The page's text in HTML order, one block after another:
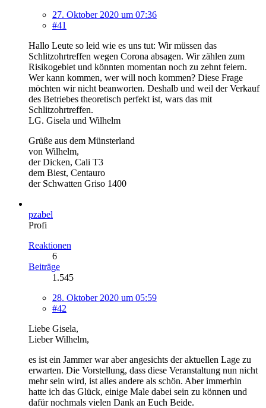
27. Oktober 2020 um 07:36
#41
Hallo Leute so leid wie es uns tut: Wir müssen das
Schlitzohrtreffen wegen Corona absagen. Wir zählen zum
Risikogebiet und könnten momentan noch zu zehnt feiern.
Wer kann kommen, wer will noch kommen? Diese Frage
möchten wir nicht beanworten. Deshalb und weil der Verkauf
des Betriebes theoretisch perfekt ist, wars das mit
Schlitzohrtreffen.
LG. Gisela und Wilhelm
Grüße aus dem Münsterland
von Wilhelm,
der Dicken, Cali T3
dem Biest, Centauro
der Schwatten Griso 1400
pzabel
Profi
Reaktionen
6
Beiträge
1.545
28. Oktober 2020 um 05:59
#42
Liebe Gisela,
Lieber Wilhelm,
es ist ein Jammer war aber angesichts der aktuellen Lage zu
erwarten. Die Vorstellung, dass diese Veranstaltung nun nicht
mehr sein wird, ist alles andere als schön. Aber immerhin
hatte ich das Glück, einige Male dabei sein zu können und
dafür nochmals vielen Dank an Euch Beide.